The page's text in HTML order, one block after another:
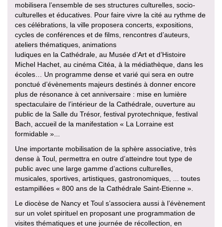
mobilisera l’ensemble de ses structures culturelles, socio-
culturelles et éducatives. Pour faire vivre la cité au rythme de
ces célébrations, la ville proposera concerts, expositions,
cycles de conférences et de films, rencontres d’auteurs,
ateliers thématiques, animations
ludiques en la Cathédrale, au Musée d’Art et d’Histoire
Michel Hachet, au cinéma Citéa, à la médiathèque, dans les
écoles… Un programme dense et varié qui sera en outre
ponctué d’évènements majeurs destinés à donner encore
plus de résonance à cet anniversaire : mise en lumière
spectaculaire de l’intérieur de la Cathédrale, ouverture au
public de la Salle du Trésor, festival pyrotechnique, festival
Bach, accueil de la manifestation « La Lorraine est
formidable »...
Une importante mobilisation de la sphère associative, très
dense à Toul, permettra en outre d’atteindre tout type de
public avec une large gamme d’actions culturelles,
musicales, sportives, artistiques, gastronomiques, ... toutes
estampillées « 800 ans de la Cathédrale Saint-Etienne ».
Le diocèse de Nancy et Toul s’associera aussi à l’évènement
sur un volet spirituel en proposant une programmation de
visites thématiques et une journée de récollection, en